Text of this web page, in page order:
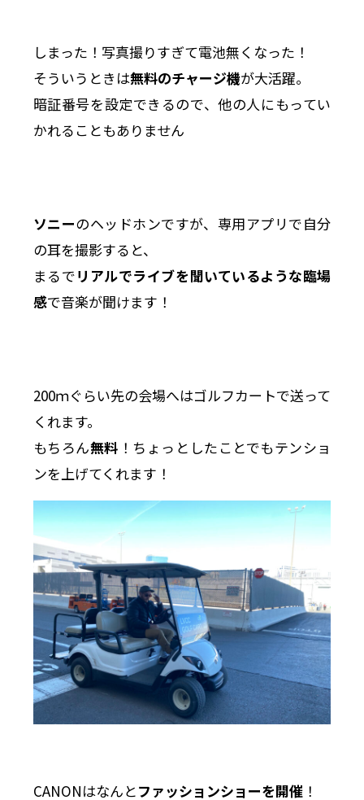
しまった！写真撮りすぎて電池無くなった！
そういうときは無料のチャージ機が大活躍。
暗証番号を設定できるので、他の人にもってい
かれることもありません
ソニーのヘッドホンですが、専用アプリで自分
の耳を撮影すると、
まるでリアルでライブを聞いているような臨場
感で音楽が聞けます！
200ｍぐらい先の会場へはゴルフカートで送って
くれます。
もちろん無料 ！ちょっとしたことでもテンショ
ンを上げてくれます！
CANONはなんとファッションショーを開催！